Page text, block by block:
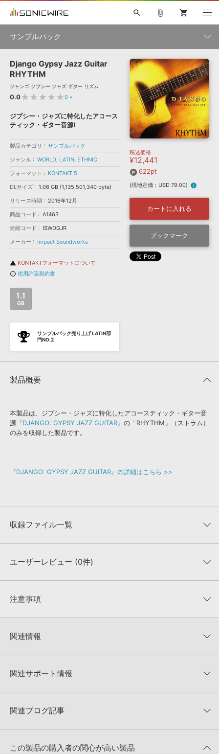
ソフト音源 »
プラグイン・エフェクト »
ソフトウェア／ツール »
DAW »
効果音 »
BGM »
特集 »
ニュースレター »
SONICWIREブログ »
製品サポート情報 »
DTMガイド »
FAQ »
お問い合わせ »
音楽カード
楽曲配信流通 サービス
無償のサウンド管理ソフト
APS
SLS
search
初音ミク NT 鏡音リン・レン V4X 巡音ルカ V4X
MEIKO V3
KAITO V3
TOONTRACK
SPITFIRE AUDIO
VIENNA
EZ DRUMMER 3
ライセンスフリーBGM
ボーカル抜き出し
DUBSTEP
ELECTRONICA
EDM TRANCE MUTANT
ROUTER.FM
ソフト音源 プラグイン・エフェクト
ソフトウェア／ツール 効果音
attach_file shopping_cart
サンプルパック
製品一覧
メーカー
フォーマット
ランキング
Django Gypsy Jazz Guitar
RHYTHM
ジャンゴ ジプシー ジャズ ギター リズム
0.0★★★★★0 »
ジプシー・ジャズに特化したアコース
ティック・ギター音源!
製品カテゴリ
サンプルパック
ジャンル
WORLD, LATIN, ETHNIC
フォーマット
KONTAKT 5
DLサイズ
1.06 GB (1,135,501,340 byte)
リリース時期
2016年12月
商品コード
A1463
短縮コード
ISWDGJR
メーカー
Impact Soundworks
warning KONTAKTフォーマットについて
info_outline 使用許諾契約書
1.1
GB
サンプルパック売り上げ LATIN部
門NO.2
税込価格
¥12,441
622pt
(現地定価：USD 79.00) info
カートに入れる
ブックマーク
製品概要
本製品は、ジプシー・ジャズに特化したアコースティック・ギター音
源 『DJANGO: GYPSY JAZZ GUITAR』 の「RHYTHM」（ストラム）
のみを収録した製品です。
『DJANGO: GYPSY JAZZ GUITAR』の詳細はこちら >>
収録ファイル一覧
収録ファイル一覧
ユーザーレビュー (0件)
★★★★★
★5
★4
★1
0%
注意事項
KONTAKTフォーマットは、
でお使いいただけます。無償版のKONTAKT PLAYERではお使いい
4GBを超えるデータに関するご注意：
FAT32でフォーマットされた
きます際には、NTFSやHFS＋でフォーマットされたHDDをご用意
いただく必要がございます。
製品の購入手続き完了後、受注確認メールとシリアルナンバーをお
ます説明に沿って、製品のダウンロード／導入を行って下さい。
関連情報
Django Gypsy Jazz Guitar RHYTHMのサポート情報
関連サポート情報
2022.01.25
品）
関連ブログ記事
この製品の購入者の関心が高い製品